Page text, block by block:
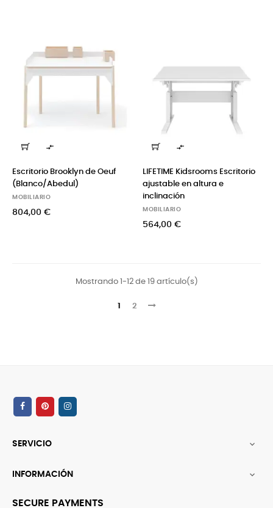

Escritorio Brooklyn de Oeuf
(Blanco/Abedul)
MOBILIARIO
804,00 €

LIFETIME Kidsrooms Escritorio
ajustable en altura e
inclinación
MOBILIARIO
564,00 €
Mostrando 1-12 de 19 artículo(s)
1 2
SERVICIO 
INFORMACIÓN 
SECURE PAYMENTS